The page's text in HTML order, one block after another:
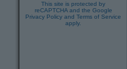
This site is protected by
reCAPTCHA and the Google
Privacy Policy and Terms of Service
apply.